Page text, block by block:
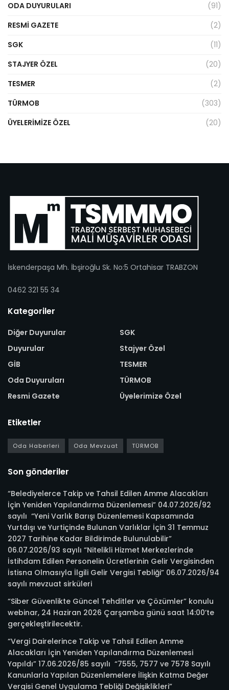
ODA DUYURULARI
(91)
RESMI GAZETE
(2)
SGK
(11)
STAJYER ÖZEL
(20)
TESMER
(2)
TÜRMOB
(303)
ÜYELERIMIZE ÖZEL
(20)
İskenderpaşa Mh. İbşiroğlu Sk. No:5 Ortahisar TRABZON
0462 321 55 34
Kategoriler
Diğer Duyurular
Duyurular
GİB
Oda Duyuruları
Resmi Gazete
SGK
Stajyer Özel
TESMER
TÜRMOB
Üyelerimize Özel
Etiketler
Oda Haberleri Oda Mevzuat TÜRMOB
Son gönderiler
“Belediyelerce Takip ve Tahsil Edilen Amme Alacakları
İçin Yeniden Yapılandırma Düzenlemesi” 04.07.2026/92
sayılı “Yeni Varlık Barışı Düzenlemesi Kapsamında
Yurtdışı ve Yurtiçinde Bulunan Varlıklar İçin 31 Temmuz
2027 Tarihine Kadar Bildirimde Bulunulabilir”
06.07.2026/93 sayılı “Nitelikli Hizmet Merkezlerinde
İstihdam Edilen Personelin Ücretlerinin Gelir Vergisinden
İstisna Olmasıyla İlgili Gelir Vergisi Tebliği” 06.07.2026/94
sayılı mevzuat sirküleri
“Siber Güvenlikte Güncel Tehditler ve Çözümler” konulu
webinar, 24 Haziran 2026 Çarşamba günü saat 14:00’te
gerçekleştirilecektir.
“Vergi Dairelerince Takip ve Tahsil Edilen Amme
Alacakları İçin Yeniden Yapılandırma Düzenlemesi
Yapıldı” 17.06.2026/85 sayılı “7555, 7577 ve 7578 Sayılı
Kanunlarla Yapılan Düzenlemelere İlişkin Katma Değer
Vergisi Genel Uygulama Tebliği Değişiklikleri”